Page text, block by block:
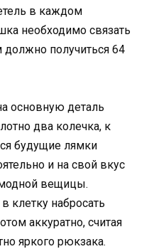
в каждом
необходимо связать
получиться 64
основную деталь
два колечка, к
будущие лямки
и на свой вкус
вещицы.
клетку набросать
аккуратно, считая
яркого рюкзака.